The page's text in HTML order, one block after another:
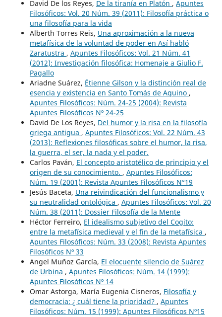
David De los Reyes, De la tiranía en Platón , Apuntes
Filosóficos: Vol. 20 Núm. 39 (2011): Filosofía práctica o
una filosofía para la vida
Alberth Torres Reis, Una aproximación a la nueva
metafísica de la voluntad de poder en Así habló
Zaratustra , Apuntes Filosóficos: Vol. 21 Núm. 41
(2012): Investigación filosófica: Homenaje a Giulio F.
Pagallo
Ariadne Suárez, Étienne Gilson y la distinción real de
esencia y existencia en Santo Tomás de Aquino ,
Apuntes Filosóficos: Núm. 24-25 (2004): Revista
Apuntes Filosóficos Nº 24-25
David De Los Reyes, Del humor y la risa en la filosofía
griega antigua , Apuntes Filosóficos: Vol. 22 Núm. 43
(2013): Reflexiones filosóficas sobre el humor, la risa,
la guerra, el ser, la nada y el poder.
Carlos Paván, El concepto aristotélico de principio y el
origen de su conocimiento. , Apuntes Filosóficos:
Núm. 19 (2001): Revista Apuntes Filosóficos N°19
Jesús Baceta, Una reivindicación del funcionalismo y
su neutralidad ontológica , Apuntes Filosóficos: Vol. 20
Núm. 38 (2011): Dossier Filosofía de la Mente
Héctor Ferreiro, El idealismo subjetivo del Cogito:
entre la metafísica medieval y el fin de la metafísica ,
Apuntes Filosóficos: Núm. 33 (2008): Revista Apuntes
Filosóficos Nº 33
Angel Muñoz García, El elocuente silencio de Suárez
de Urbina , Apuntes Filosóficos: Núm. 14 (1999):
Apuntes Filosóficos Nº 14
Omar Astorga, María Eugenia Cisneros, Filosofía y
democracia: ¿ cuál tiene la prioridad? , Apuntes
Filosóficos: Núm. 15 (1999): Apuntes Filosóficos Nº15